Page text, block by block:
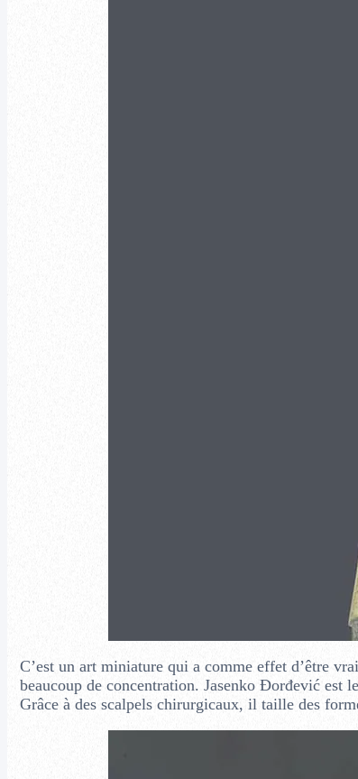
C’est un art miniature qui a comme effet d’être
beaucoup de concentration. Jasenko Đorđević est
Grâce à des scalpels chirurgicaux, il taille des